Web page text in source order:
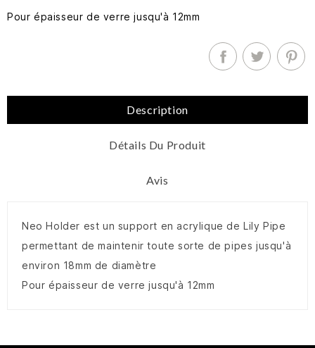
Pour épaisseur de verre jusqu'à 12mm
Description
Détails Du Produit
Avis
Neo Holder est un support en acrylique de Lily Pipe
permettant de maintenir toute sorte de pipes jusqu'à
environ 18mm de diamètre
Pour épaisseur de verre jusqu'à 12mm